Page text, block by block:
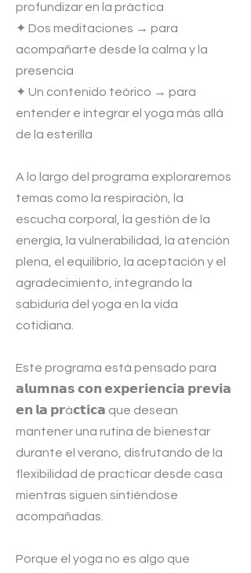
profundizar en la práctica
✦ Dos meditaciones → para
acompañarte desde la calma y la
presencia
✦ Un contenido teórico → para
entender e integrar el yoga más allá
de la esterilla
A lo largo del programa exploraremos
temas como la respiración, la
escucha corporal, la gestión de la
energía, la vulnerabilidad, la atención
plena, el equilibrio, la aceptación y el
agradecimiento, integrando la
sabiduría del yoga en la vida
cotidiana.
Este programa está pensado para
𝗮𝗹𝘂𝗺𝗻𝗮𝘀 𝗰𝗼𝗻 𝗲𝘅𝗽𝗲𝗿𝗶𝗲𝗻𝗰𝗶𝗮 𝗽𝗿𝗲𝘃𝗶𝗮
𝗲𝗻 𝗹𝗮 𝗽𝗿á𝗰𝘁𝗶𝗰𝗮 que desean
mantener una rutina de bienestar
durante el verano, disfrutando de la
flexibilidad de practicar desde casa
mientras siguen sintiéndose
acompañadas.
Porque el yoga no es algo que